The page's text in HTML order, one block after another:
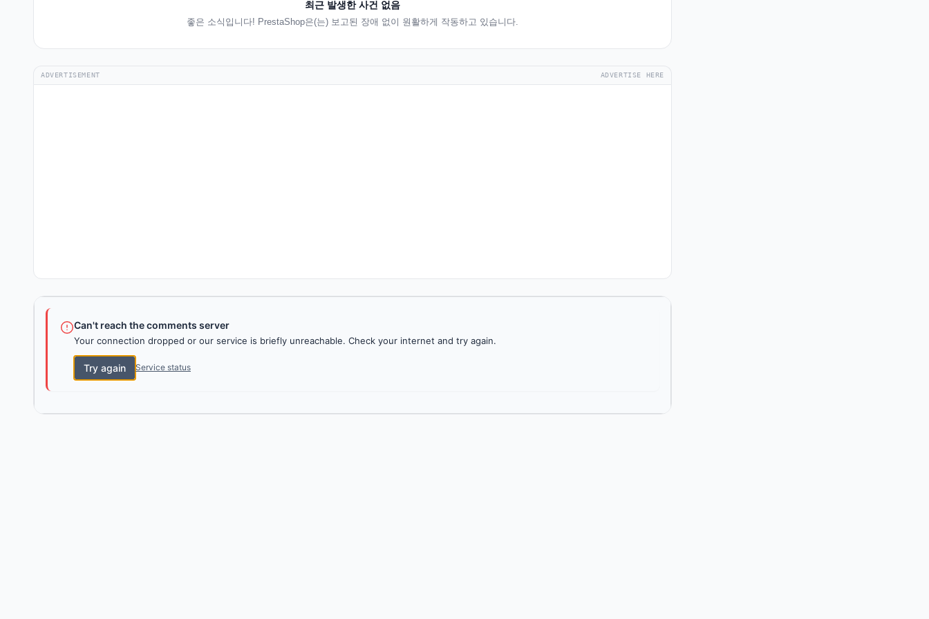
최근 발생한 사건 없음
좋은 소식입니다! PrestaShop은(는) 보고된 장애 없이 원활하게 작동하고 있습니다.
ADVERTISEMENT ADVERTISE HERE
Can't reach the comments server
Your connection dropped or our service is briefly unreachable. Check your internet and try again.
Try again Service status